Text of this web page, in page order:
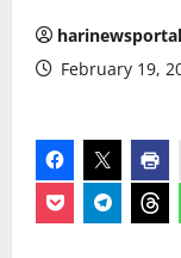
February 19,